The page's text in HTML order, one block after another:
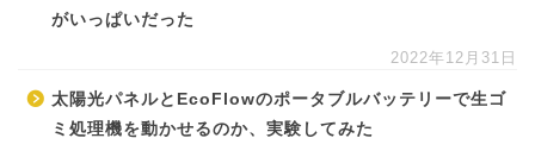
がいっぱいだった
2022年12月31日
太陽光パネルとEcoFlowのポータブルバッテリーで生ゴ
ミ処理機を動かせるのか、実験してみた